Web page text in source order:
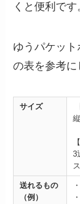
くと便利です
ゆうパケッ
の表を参考に
サイズ
3
送れるもの
（例）